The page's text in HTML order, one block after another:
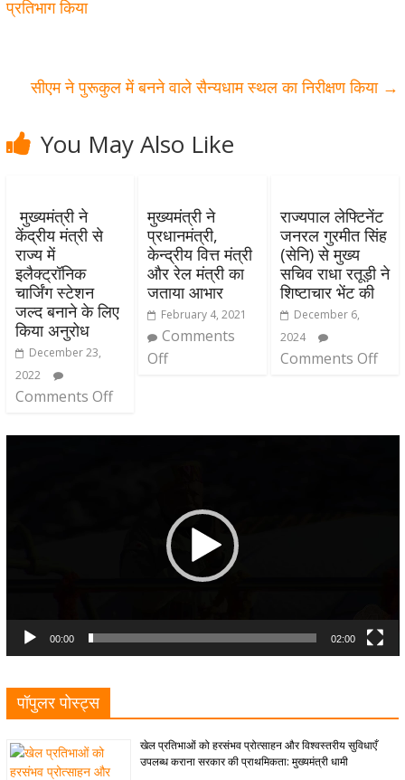
प्रतिभाग किया
सीएम ने पुरूकुल में बनने वाले सैन्यधाम स्थल का निरीक्षण किया →
You May Also Like
मुख्यमंत्री ने
केंद्रीय मंत्री से
राज्य में
इलैक्ट्रॉनिक
चार्जिंग स्टेशन
जल्द बनाने के लिए
किया अनुरोध
December 23,
2022
Comments Off
मुख्यमंत्री ने
प्रधानमंत्री,
केन्द्रीय वित्त मंत्री
और रेल मंत्री का
जताया आभार
February 4, 2021
Comments
Off
राज्यपाल लेफ्टिनेंट
जनरल गुरमीत सिंह
(सेनि) से मुख्य
सचिव राधा रतूड़ी ने
शिष्टाचार भेंट की
December 6,
2024
Comments Off
00:00 02:00
पॉपुलर पोस्ट्स
खेल प्रतिभाओं को हरसंभव प्रोत्साहन और विश्वस्तरीय सुविधाएँ
उपलब्ध कराना सरकार की प्राथमिकता: मुख्यमंत्री धामी